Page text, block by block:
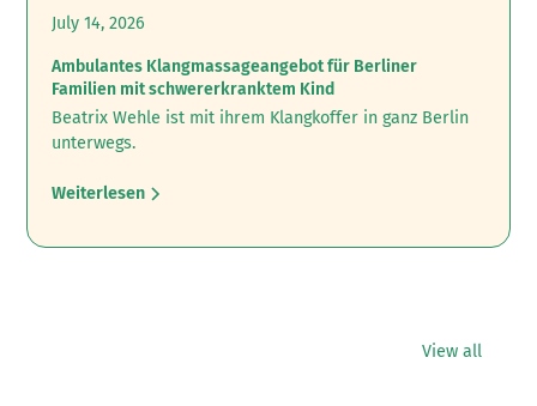
July 14, 2026
Ambulantes Klangmassageangebot für Berliner
Familien mit schwererkranktem Kind
Beatrix Wehle ist mit ihrem Klangkoffer in ganz Berlin
unterwegs.
Weiterlesen
View all